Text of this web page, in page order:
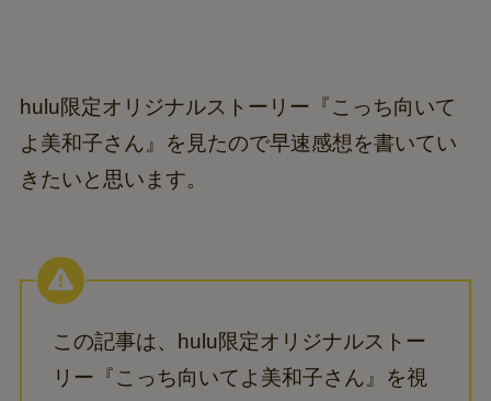
hulu限定オリジナルストーリー『こっち向いて
よ美和子さん』を見たので早速感想を書いてい
きたいと思います。
この記事は、hulu限定オリジナルストー
リー『こっち向いてよ美和子さん』を視